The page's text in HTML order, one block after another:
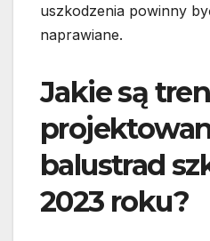
uszkodzenia powinny
naprawiane.
Jakie są
balustrad
2023 roku?